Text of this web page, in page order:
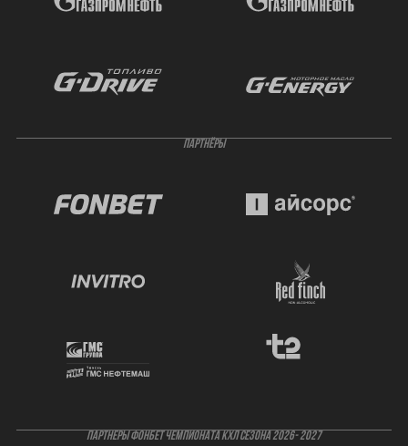
ПАРТНЁРЫ
ПАРТНЕРЫ ФОНБЕТ ЧЕМПИОНАТА КХЛ СЕЗОНА 2026- 2027